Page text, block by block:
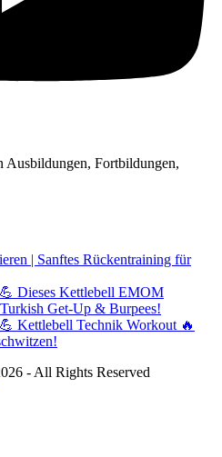
Ausbildungen, Fortbildungen,
| Sanftes Rückentraining für
Dieses Kettlebell EMOM
Get-Up & Burpees!
Kettlebell Technik Workout 🔥
- All Rights Reserved